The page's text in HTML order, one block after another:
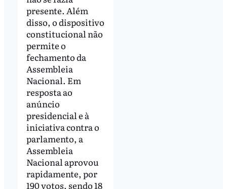
presente. Além
disso, o dispositivo
constitucional não
permite o
fechamento da
Assembleia
Nacional. Em
resposta ao
anúncio
presidencial e à
iniciativa contra o
parlamento, a
Assembleia
Nacional aprovou
rapidamente, por
190 votos, sendo 18